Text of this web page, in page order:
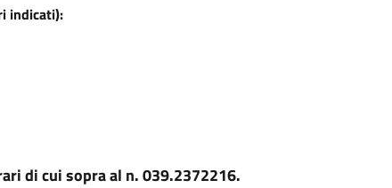
indicati):
di cui sopra al n. 039.2372216.